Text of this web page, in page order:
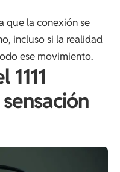
que la conexión se
incluso si la realidad
ese movimiento.